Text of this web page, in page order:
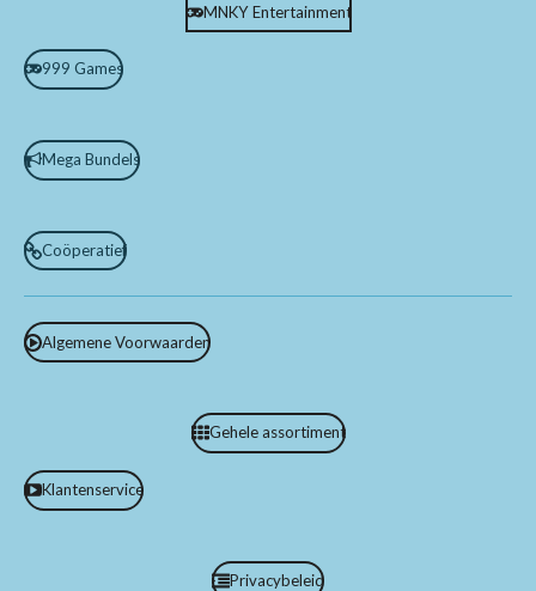
MNKY Entertainment
999 Games
Mega Bundels
Coöperatief
Algemene Voorwaarden
Gehele assortiment
Klantenservice
Privacybeleid